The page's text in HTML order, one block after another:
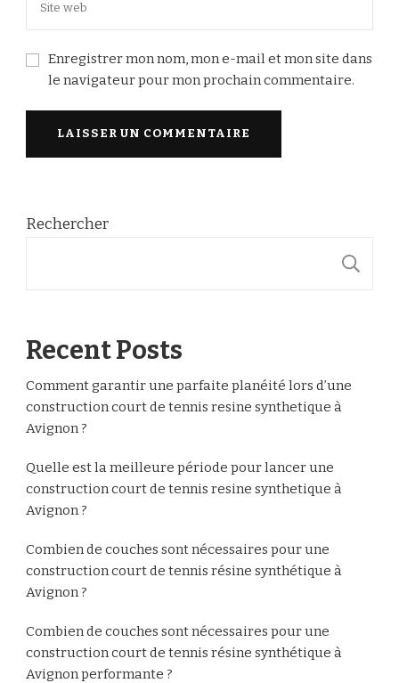
Enregistrer mon nom, mon e-mail et mon site dans
le navigateur pour mon prochain commentaire.
Rechercher
Recent Posts
Comment garantir une parfaite planéité lors d’une
construction court de tennis resine synthetique à
Avignon ?
Quelle est la meilleure période pour lancer une
construction court de tennis resine synthetique à
Avignon ?
Combien de couches sont nécessaires pour une
construction court de tennis résine synthétique à
Avignon ?
Combien de couches sont nécessaires pour une
construction court de tennis résine synthétique à
Avignon performante ?